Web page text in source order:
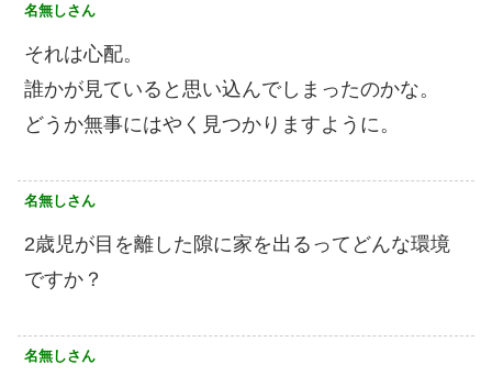
名無しさん
それは心配。
誰かが見ていると思い込んでしまったのかな。
どうか無事にはやく見つかりますように。
名無しさん
2歳児が目を離した隙に家を出るってどんな環境
ですか？
名無しさん